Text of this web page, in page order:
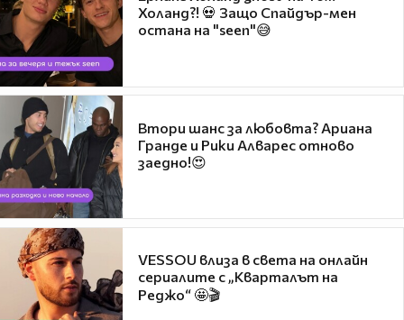
Холанд?! 💀 Защо Спайдър-мен
остана на "seen"😅
Втори шанс за любовта? Ариана
Гранде и Рики Алварес отново
заедно!😍
VESSOU влиза в света на онлайн
сериалите с „Кварталът на
Реджо“ 🤩🎬